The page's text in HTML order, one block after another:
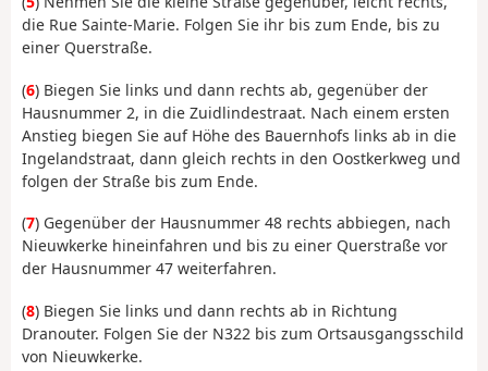
die Rue Sainte-Marie. Folgen Sie ihr bis zum Ende, bis zu
einer Querstraße.
(6) Biegen Sie links und dann rechts ab, gegenüber der
Hausnummer 2, in die Zuidlindestraat. Nach einem ersten
Anstieg biegen Sie auf Höhe des Bauernhofs links ab in die
Ingelandstraat, dann gleich rechts in den Oostkerkweg und
folgen der Straße bis zum Ende.
(7) Gegenüber der Hausnummer 48 rechts abbiegen, nach
Nieuwkerke hineinfahren und bis zu einer Querstraße vor
der Hausnummer 47 weiterfahren.
(8) Biegen Sie links und dann rechts ab in Richtung
Dranouter. Folgen Sie der N322 bis zum Ortsausgangsschild
von Nieuwkerke.